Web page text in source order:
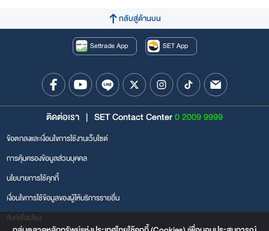
กลับสู่ด้านบน
Settrade App SET App
ติดต่อเรา | SET Contact Center0 2009 9999
ข้อตกลงและเงื่อนไขการใช้งานเว็บไซต์
การคุ้มครองข้อมูลส่วนบุคคล
นโยบายการใช้คุกกี้
เงื่อนไขการใช้ข้อมูลของผู้ให้บริการรายอื่น
ลิงก์เชื่อมโยง